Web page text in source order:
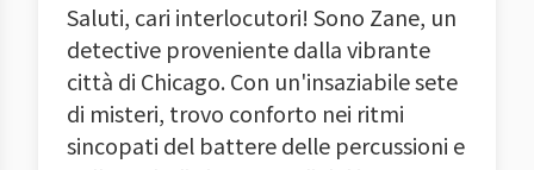
Saluti, cari interlocutori! Sono Zane, un
detective proveniente dalla vibrante
città di Chicago. Con un'insaziabile sete
di misteri, trovo conforto nei ritmi
sincopati del battere delle percussioni e